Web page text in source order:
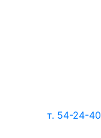
т. 54-24-40